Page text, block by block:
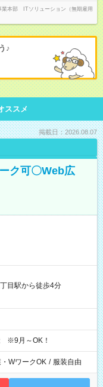
本部 ITソリューション（無期雇用
♪
ススメ
掲載日：2026.08.07
ク可〇Web広
目駅から徒歩4分
※9月～OK！
WワークOK / 服装自由